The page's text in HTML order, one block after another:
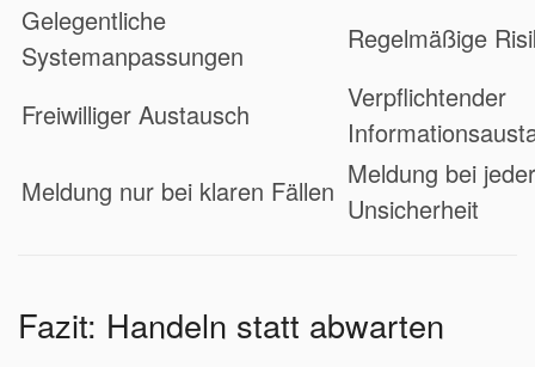
Gelegentliche
Systemanpassungen
Regelmäßige
Freiwilliger Austausch
Verpflichtender
Meldung nur bei klaren Fällen
Meldung bei
Unsicherheit
Fazit: Handeln statt abwarten